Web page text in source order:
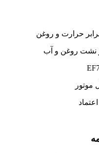
حرارت و روغن
نشت روغن و آب
موتور